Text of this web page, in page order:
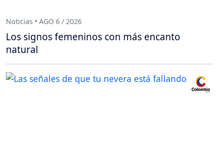
Noticias • AGO 6 / 2026
Los signos femeninos con más encanto
natural